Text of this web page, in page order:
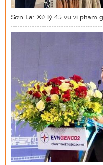
Sơn La: Xử lý 45 vụ vi phạm